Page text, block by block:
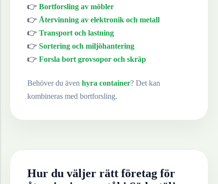
👉 Bortforsling av möbler
👉 Återvinning av elektronik och metall
👉 Transport och lastning
👉 Sortering och miljöhantering
👉 Forsla bort grovsopor och skräp
Behöver du även hyra container? Det kan
kombineras med bortforsling.
Hur du väljer rätt företag för